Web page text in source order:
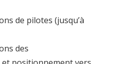
de pilotes (jusqu’à
des